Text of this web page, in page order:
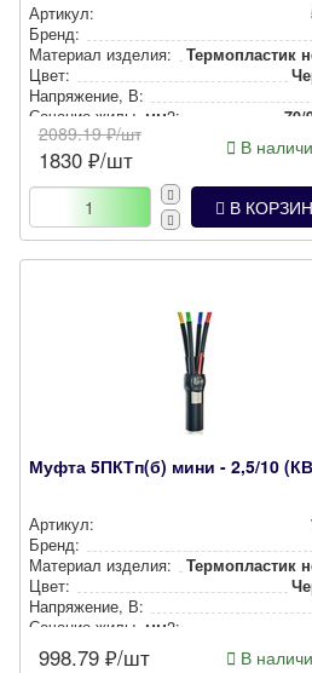
Артикул:
Бренд:
Материал изделия:
Тер­моп­лас­тик
Цвет:
Нап­ря­же­ние, В:
Сечение жилы, мм2:
70/
2089.19₽/шт
1830 ₽/шт В
В
Муфта 5ПКТп(б) мини - 2,5/10
Артикул:
Бренд:
Материал изделия:
Тер­моп­лас­тик
Цвет:
Нап­ря­же­ние, В:
Сечение жилы, мм2:
998.79 ₽/шт В